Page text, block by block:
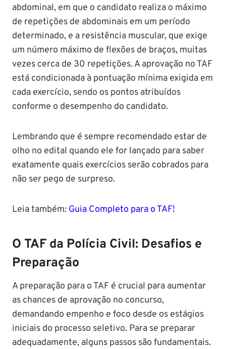
abdominal, em que o candidato realiza o máximo
de repetições de abdominais em um período
determinado, e a resistência muscular, que exige
um número máximo de flexões de braços, muitas
vezes cerca de 30 repetições. A aprovação no TAF
está condicionada à pontuação mínima exigida em
cada exercício, sendo os pontos atribuídos
conforme o desempenho do candidato.
Lembrando que é sempre recomendado estar de
olho no edital quando ele for lançado para saber
exatamente quais exercícios serão cobrados para
não ser pego de surpreso.
Leia também: Guia Completo para o TAF!
O TAF da Polícia Civil: Desafios e
Preparação
A preparação para o TAF é crucial para aumentar
as chances de aprovação no concurso,
demandando empenho e foco desde os estágios
iniciais do processo seletivo. Para se preparar
adequadamente, alguns passos são fundamentais.